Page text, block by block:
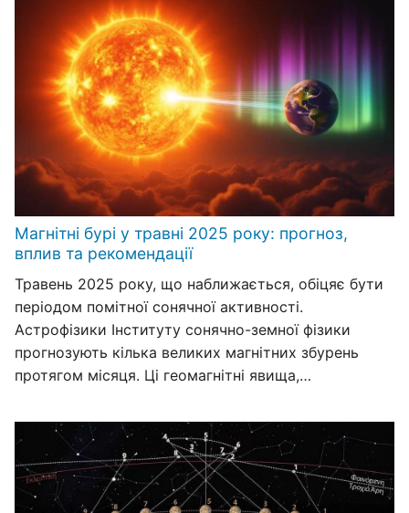
Магнітні бурі у травні 2025 року: прогноз,
вплив та рекомендації
Травень 2025 року, що наближається, обіцяє бути
періодом помітної сонячної активності.
Астрофізики Інституту сонячно-земної фізики
прогнозують кілька великих магнітних збурень
протягом місяця. Ці геомагнітні явища,…